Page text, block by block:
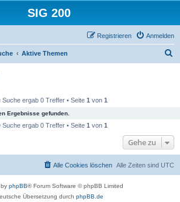
SIG 200
Anmelden
Registrieren
Aktive Themen
Suche ergab 0 Treffer • Seite 1 von 1
Ergebnisse gefunden.
Suche ergab 0 Treffer • Seite 1 von 1
Gehe zu
Alle Zeiten sind UTC
Alle Cookies löschen
phpBB® Forum Software © phpBB Limited
Übersetzung durch phpBB.de